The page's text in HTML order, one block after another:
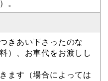
。
きあい下さったのな
）、お車代をお渡しし
ます（場合によっては